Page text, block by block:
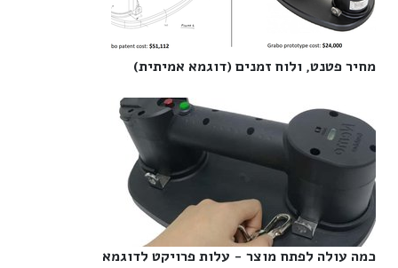
מחיר פטנט, ולוח זמנים (דוגמא אמיתית)‎
כמה עולה לפתח מוצר - עלות פרויקט לדוגמא‎